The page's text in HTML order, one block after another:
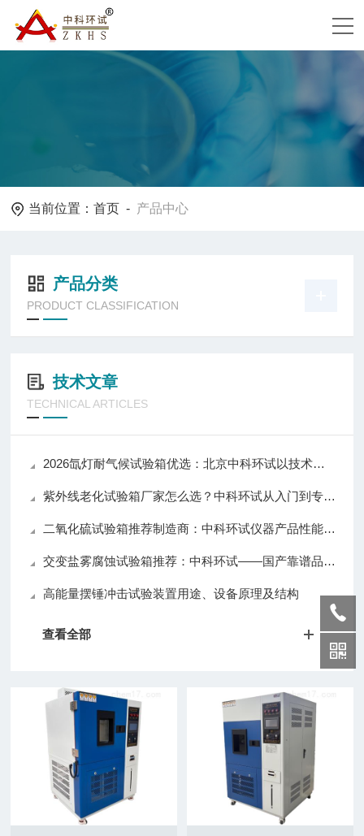
当前位置：首页 - 产品中心
产品分类
PRODUCT CLASSIFICATION
技术文章
TECHNICAL ARTICLES
2026氙灯耐气候试验箱优选：北京中科环试以技术实力推动行业应用升级
紫外线老化试验箱厂家怎么选？中科环试从入门到专业级全覆盖值得关注
二氧化硫试验箱推荐制造商：中科环试仪器产品性能与口碑解析
交变盐雾腐蚀试验箱推荐：中科环试——国产靠谱品牌，质量与口碑兼具
高能量摆锤冲击试验装置用途、设备原理及结构
查看全部